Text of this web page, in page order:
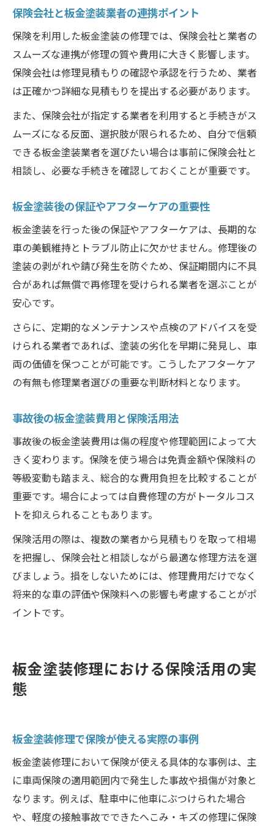
保険会社と板金塗装業者の連携ポイント
保険を利用した板金塗装の修理では、保険会社と業者の
スムーズな連携が修理の質や費用に大きく影響します。
保険会社は修理見積もりの確認や承認を行うため、業者
は正確かつ詳細な見積もりを提出する必要があります。
また、保険会社が指定する業者を利用すると手続きがス
ムーズになる反面、選択肢が限られるため、自分で信頼
できる板金塗装業者を選びたい場合は事前に保険会社と
相談し、必要な手続きを確認しておくことが重要です。
板金塗装後の保証やアフターケアの重要性
板金塗装を行った後の保証やアフターケアは、長期的な
車の美観維持とトラブル防止に欠かせません。修理後の
塗装の剥がれや錆び発生を防ぐため、保証期間内に不具
合があれば無償で再修理を受けられる業者を選ぶことが
安心です。
さらに、定期的なメンテナンスや点検のアドバイスを受
けられる業者であれば、塗装の劣化を早期に発見し、車
両の価値を保つことが可能です。こうしたアフターケア
の有無も修理業者選びの重要な判断材料となります。
事故後の板金塗装費用と保険活用法
事故後の板金塗装費用は傷の程度や修理範囲によって大
きく変わります。保険を使う場合は免責金額や保険料の
等級変動も踏まえ、総合的な費用負担を比較することが
重要です。場合によっては自費修理の方がトータルコス
トを抑えられることもあります。
保険活用の際は、複数の業者から見積もりを取って相場
を把握し、保険会社と相談しながら最適な修理方法を選
びましょう。損をしないためには、修理費用だけでなく
将来的な車の評価や保険料への影響も考慮することがポ
イントです。
板金塗装修理における保険活用の実
態
板金塗装修理で保険が使える実際の事例
板金塗装修理において保険が使える具体的な事例は、主
に車両保険の適用範囲内で発生した事故や損傷が対象と
なります。例えば、駐車中に他車にぶつけられた場合
や、軽度の接触事故でできたへこみ・キズの修理に保険